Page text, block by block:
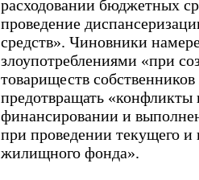
расходовании бюджетных
проведение
средств». Чиновники
злоупотреблениями «при
товариществ
предотвращать «конфликты
финансировании и
при проведении текущего и
жилищного фонда».